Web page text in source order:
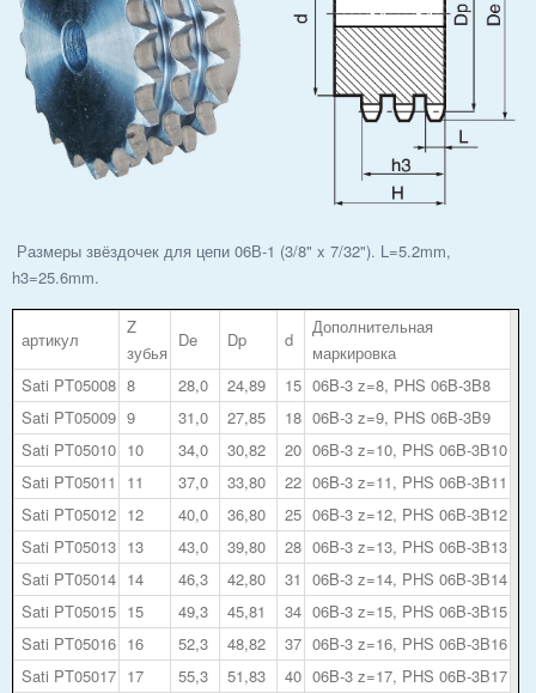
Размеры звёздочек для цепи 06В-1 (3/8" x 7/32"). L=5.2mm,
h3=25.6mm.
артикул
Z
зубья
De Dp d
Дополнительная
маркировка
Sati PT05008 8 28,0 24,89 15 06B-3 z=8, PHS 06B-3B8
Sati PT05009 9 31,0 27,85 18 06B-3 z=9, PHS 06B-3B9
Sati PT05010 10 34,0 30,82 20 06B-3 z=10, PHS 06B-3B10
Sati PT05011
11 37,0 33,80 22 06B-3 z=11, PHS 06B-3B11
Sati PT05012 12 40,0 36,80 25 06B-3 z=12, PHS 06B-3B12
Sati PT05013 13 43,0 39,80 28 06B-3 z=13, PHS 06B-3B13
Sati PT05014 14 46,3 42,80 31 06B-3 z=14, PHS 06B-3B14
Sati PT05015 15 49,3 45,81 34 06B-3 z=15, PHS 06B-3B15
Sati PT05016 16 52,3 48,82 37 06B-3 z=16, PHS 06B-3B16
Sati PT05017 17 55,3 51,83 40 06B-3 z=17, PHS 06B-3B17